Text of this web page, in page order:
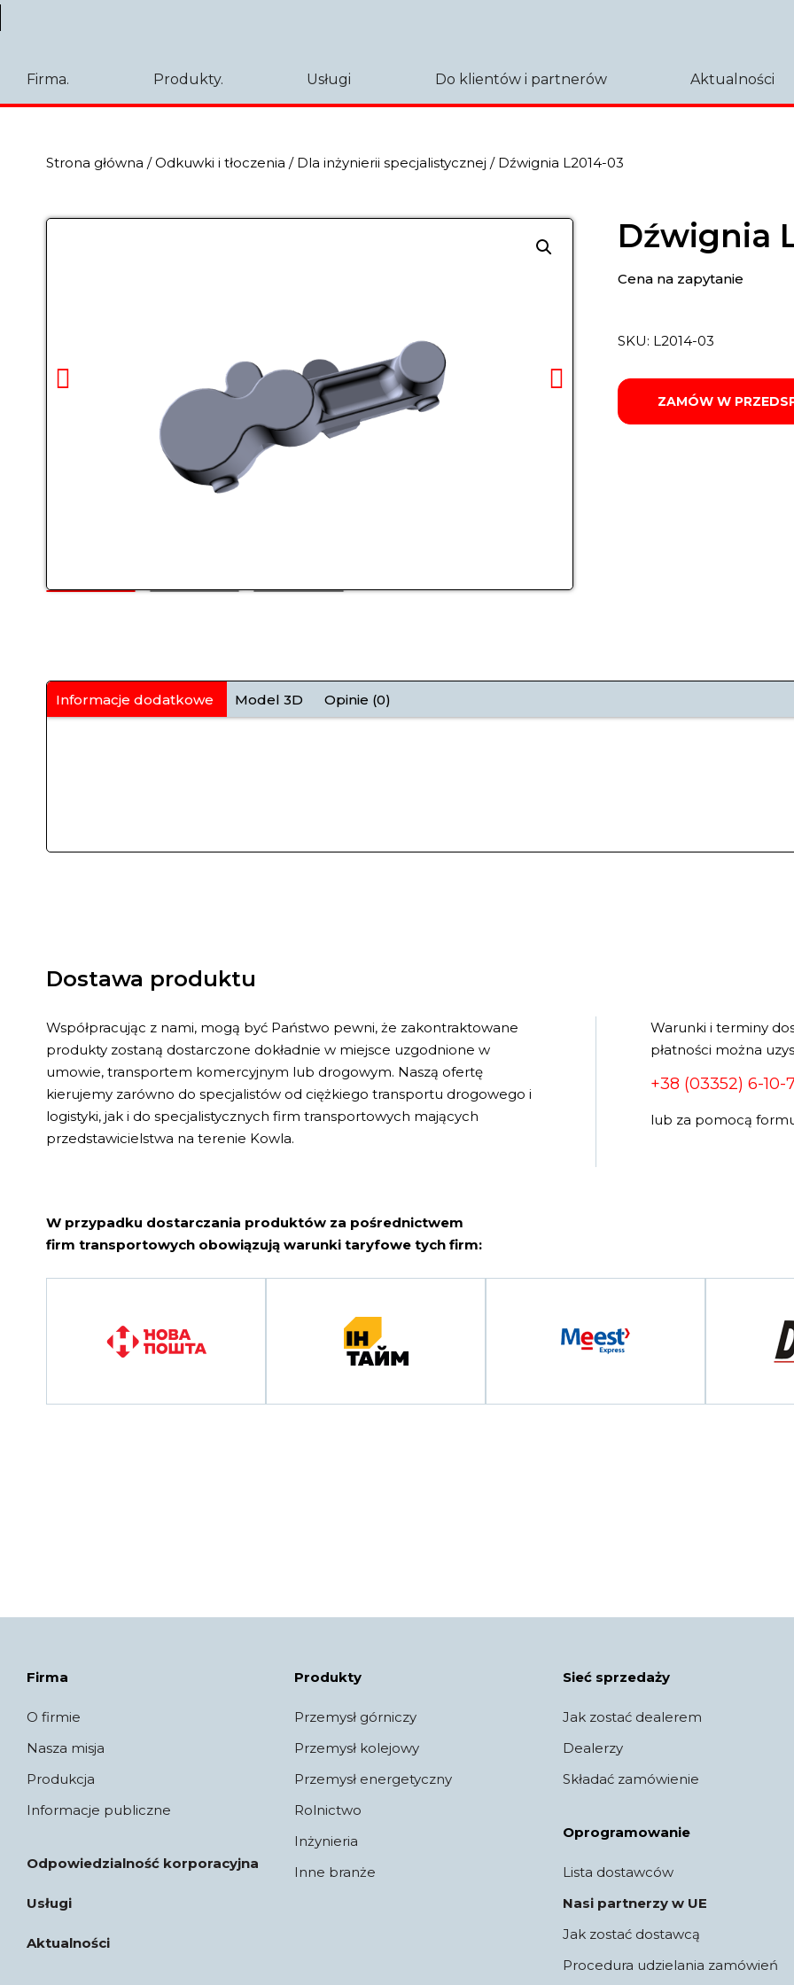
Firma. Produkty. Usługi Do klientów i partnerów Aktualności
Strona główna /Odkuwki i tłoczenia / Dla inżynierii specjalistycznej / Dźwignia L2014-03
Dźwignia
Cena na zapytanie
SKU: L2014-03
ZAMÓW W
Informacje dodatkowe Model 3D Opinie (0)
Dostawa produktu
Współpracując z nami, mogą być Państwo pewni, że zakontraktowane
produkty zostaną dostarczone dokładnie w miejsce uzgodnione w
umowie, transportem komercyjnym lub drogowym. Naszą ofertę
kierujemy zarówno do specjalistów od ciężkiego transportu drogowego i
logistyki, jak i do specjalistycznych firm transportowych mających
przedstawicielstwa na terenie Kowla.
Warunki i terminy
płatności można
+38 (03352) 6-10-
lub za pomocą
W przypadku dostarczania produktów za pośrednictwem
firm transportowych obowiązują warunki taryfowe tych firm:
Firma
O firmie
Nasza misja
Produkcja
Informacje publiczne
Odpowiedzialność korporacyjna
Usługi
Aktualności
Produkty
Przemysł górniczy
Przemysł kolejowy
Przemysł energetyczny
Rolnictwo
Inżynieria
Inne branże
Sieć sprzedaży
Jak zostać dealerem
Dealerzy
Składać zamówienie
Oprogramowanie
Lista dostawców
Nasi partnerzy w UE
Jak zostać dostawcą
Procedura udzielania zamówień